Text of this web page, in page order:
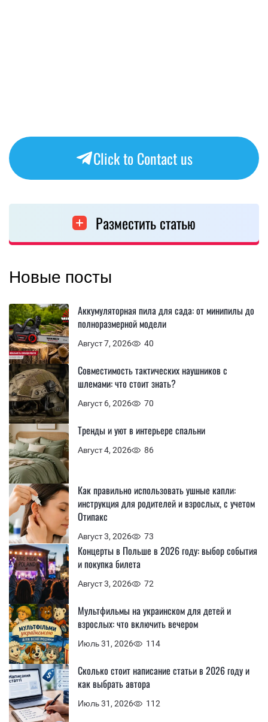
Click to Contact us
Разместить статью
Новые посты
Август 7, 2026 40
Аккумуляторная пила для сада: от минипилы до
полноразмерной модели
Август 6, 2026 70
Совместимость тактических наушников с
шлемами: что стоит знать?
Август 4, 2026 86
Тренды и уют в интерьере спальни
Август 3, 2026 73
Как правильно использовать ушные капли:
инструкция для родителей и взрослых, с учетом
Отипакс
Август 3, 2026 72
Концерты в Польше в 2026 году: выбор события
и покупка билета
Июль 31, 2026 114
Мультфильмы на украинском для детей и
взрослых: что включить вечером
Июль 31, 2026 112
Сколько стоит написание статьи в 2026 году и
как выбрать автора